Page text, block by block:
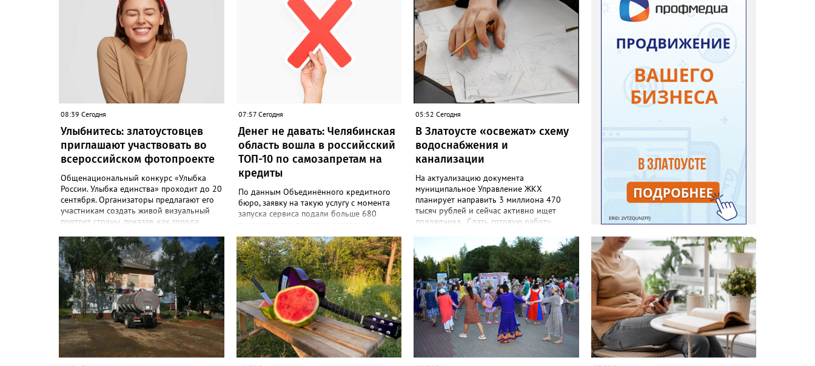
08:39 Сегодня
Улыбнитесь: златоустовцев
приглашают участвовать во
всероссийском фотопроекте
Общенациональный конкурс «Улыбка
России. Улыбка единства» проходит до 20
сентября. Организаторы предлагают его
участникам создать живой визуальный
портрет страны, показав, как города
персональную «Карту улыбок». «Чтобы
создать «Карту улыбок», нужно
выполнить четыре простых шага: перейти
на сайт улыбкароссии.рф и нажать
кнопку «Собрать карту улыбок»;
загрузить фотографию с улыбкой –
подойдёт портрет одного человека, пары,
семьи или нескольких поколений в
одном кадре; отметить один или
несколько городов, связанных с историей
семьи или важными воспоминаниями;
07:57 Сегодня
Денег не давать: Челябинская
область вошла в российсский
ТОП-10 по самозапретам на
кредиты
По данным Объединённого кредитного
бюро, заявку на такую услугу с момента
запуска сервиса подали больше 680
регион занимает девятое место в
соответствующем российском рейтинге.
Только в июле от жителей Челябинской
области поступило 18 тысяч 720
заявлений на установку ограничений и
около 6700 — на их снятие. В целом не
давать им взаймы сегодня просят 543 с
лишним тысячи человек. Почти 89 тысяч
за это время решили запрет отозвать.
При этом, утверждают аналитики бюро,
примерно каждый пятый из тех, кто
установил самозапрет, никогда кредиты
05:52 Сегодня
В Златоусте «освежат» схему
водоснабжения и
канализации
На актуализацию документа
муниципальное Управление ЖКХ
планирует направить 3 миллиона 470
тысяч рублей и сейчас активно ищет
подрядчика. Сдать готовую работу
до 10 декабря этого года. В техническом
задании, которое размещено на портале
закупки.гоу, сказано, что среди главных
задач - улучшение качества жизни и
охраны здоровья златоустовцев и
повышение энергоэффективности
систем. Кроме электронных схем,
исполнителю нужно разработать
предложения по строительству и
реконструкции водоснабжения и
канализации, оценив размер вложений, а